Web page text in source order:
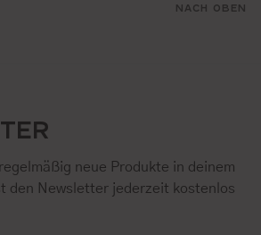
NACH OBEN
neue Produkte in deinem
den Newsletter jederzeit kostenlos